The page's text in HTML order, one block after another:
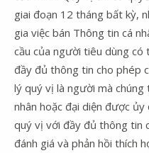
giai đoạn 12 tháng bất kỳ,
gia việc bán Thông tin cá
cầu của người tiêu dùng có
đầy đủ thông tin cho phép
lý quý vị là người mà
nhân hoặc đại diện được
quý vị với đầy đủ thông tin
đánh giá và phản hồi thích